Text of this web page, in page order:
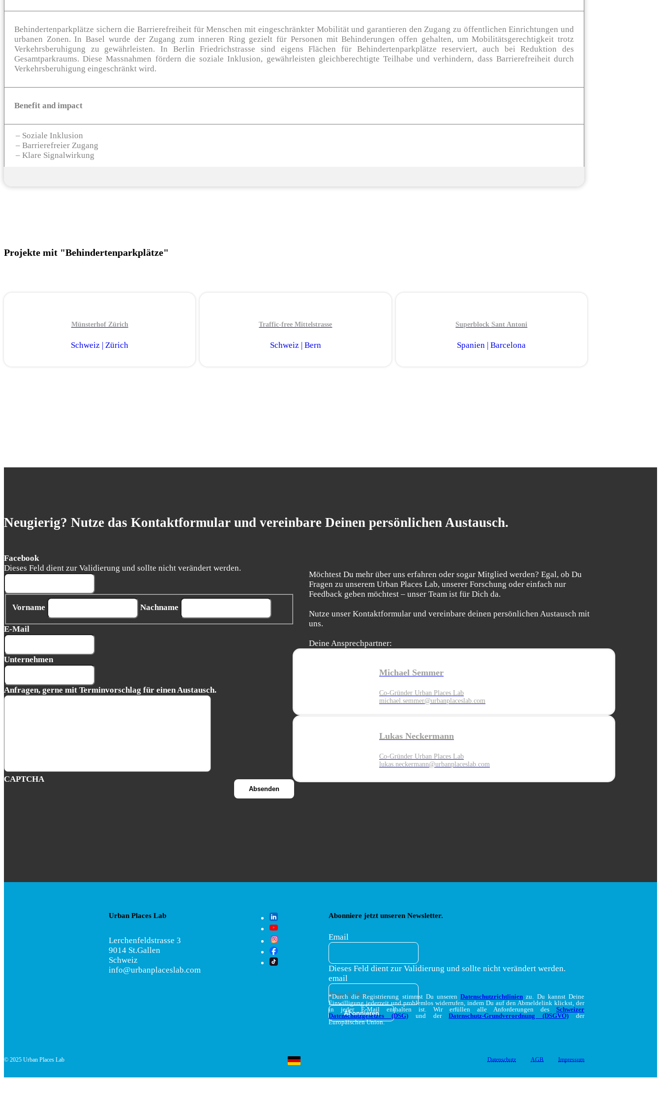
Behindertenparkplätze sichern die Barrierefreiheit für Menschen mit eingeschränkter Mobilität und garantieren den Zugang zu öffentlichen Einrichtungen und
urbanen Zonen. In Basel wurde der Zugang zum inneren Ring gezielt für Personen mit Behinderungen offen gehalten, um Mobilitätsgerechtigkeit trotz
Verkehrsberuhigung zu gewährleisten. In Berlin Friedrichstrasse sind eigens Flächen für Behindertenparkplätze reserviert, auch bei Reduktion des
Gesamtparkraums. Diese Massnahmen fördern die soziale Inklusion, gewährleisten gleichberechtigte Teilhabe und verhindern, dass Barrierefreiheit durch
Verkehrsberuhigung eingeschränkt wird​.
Benefit and impact
– Soziale Inklusion
– Barrierefreier Zugang
– Klare Signalwirkung
Projekte mit "Behindertenparkplätze"
Münsterhof Zürich
Schweiz | Zürich
Traffic-free Mittelstrasse
Schweiz | Bern
Superblock Sant Antoni
Spanien | Barcelona
Neugierig? Nutze das Kontaktformular und vereinbare Deinen persönlichen Austausch.
Facebook
Dieses Feld dient zur Validierung und sollte nicht verändert werden.
Vorname Nachname
E-Mail
Unternehmen
Anfragen, gerne mit Terminvorschlag für einen Austausch.
CAPTCHA
Möchtest Du mehr über uns erfahren oder sogar Mitglied werden? Egal, ob Du
Fragen zu unserem Urban Places Lab, unserer Forschung oder einfach nur
Feedback geben möchtest – unser Team ist für Dich da.
Nutze unser Kontaktformular und vereinbare deinen persönlichen Austausch mit
uns.
Deine Ansprechpartner:
Michael Semmer
Co-Gründer Urban Places Lab
michael.semmer@urbanplaceslab.com
Lukas Neckermann
Co-Gründer Urban Places Lab
lukas.neckermann@urbanplaceslab.com
Urban Places Lab
Lerchenfeldstrasse 3
9014 St.Gallen
Schweiz
info@urbanplaceslab.com
Abonniere jetzt unseren Newsletter.
Email
Dieses Feld dient zur Validierung und sollte nicht verändert werden.
email
*Durch die Registrierung stimmst Du unserenDatenschutzrichtlinien zu. Du kannst Deine
Einwilligung jederzeit und problemlos widerrufen, indem Du auf den Abmeldelink klickst, der
in jeder E-Mail enthalten ist. Wir erfüllen alle Anforderungen des Schweizer
Datenschutzgesetzes (DSG)und derDatenschutz-Grundverordnung (DSGVO) der
Europäischen Union.
© 2025 Urban Places Lab Datenschutz AGB Impressum